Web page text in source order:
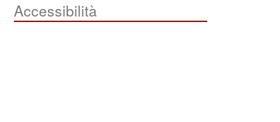
Accessibilità